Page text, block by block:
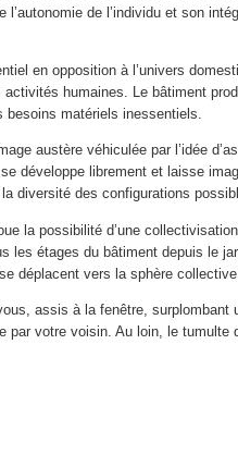
l’autonomie de l’individu et son
en opposition à l’univers
humaines. Le bâtiment
besoins matériels inessentiels.
austère véhiculée par l’idée
développe librement et laisse
diversité des configurations
la possibilité d’une collectivisation
les étages du bâtiment depuis le
déplacent vers la sphère collective.
assis à la fenêtre, surplombant
par votre voisin. Au loin, le tumulte